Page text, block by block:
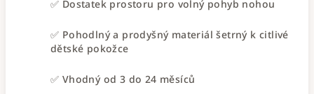
✅ Dostatek prostoru pro volný pohyb nohou
✅ Pohodlný a prodyšný materiál šetrný k citlivé
dětské pokožce
✅ Vhodný od 3 do 24 měsíců